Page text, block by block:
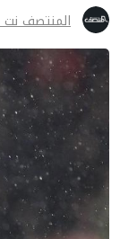
المنتصف نت